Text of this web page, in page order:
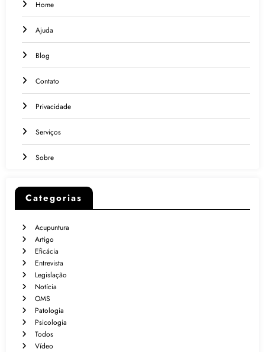
Home
Ajuda
Blog
Contato
Privacidade
Serviços
Sobre
Categorias
Acupuntura
Artigo
Eficácia
Entrevista
Legislação
Notícia
OMS
Patologia
Psicologia
Todos
Vídeo